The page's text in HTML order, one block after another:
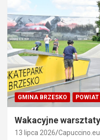
GMINA BRZESKO POWIAT
Wakacyjne
13 lipca 2026 Capuccino.eu